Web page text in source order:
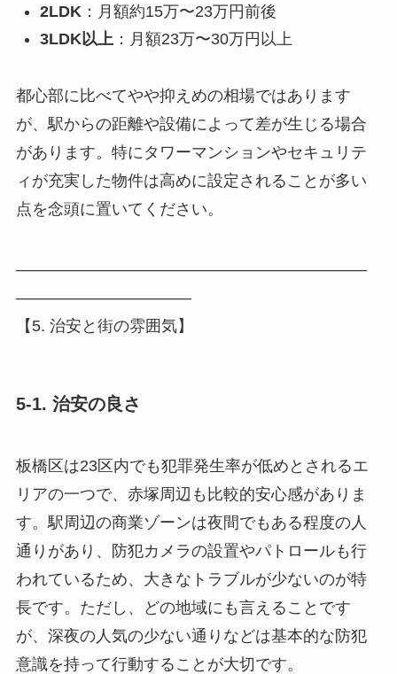
2LDK：月額約15万〜23万円前後
3LDK以上 ：月額23万〜30万円以上
都心部に比べてやや抑えめの相場ではあります
が、駅からの距離や設備によって差が生じる場合
があります。特にタワーマンションやセキュリテ
ィが充実した物件は高めに設定されることが多い
点を念頭に置いてください。
――――――――――――――――――――――
―――――――――――
【5. 治安と街の雰囲気】
5-1. 治安の良さ
板橋区は23区内でも犯罪発生率が低めとされるエ
リアの一つで、赤塚周辺も比較的安心感がありま
す。駅周辺の商業ゾーンは夜間でもある程度の人
通りがあり、防犯カメラの設置やパトロールも行
われているため、大きなトラブルが少ないのが特
長です。ただし、どの地域にも言えることです
が、深夜の人気の少ない通りなどは基本的な防犯
意識を持って行動することが大切です。